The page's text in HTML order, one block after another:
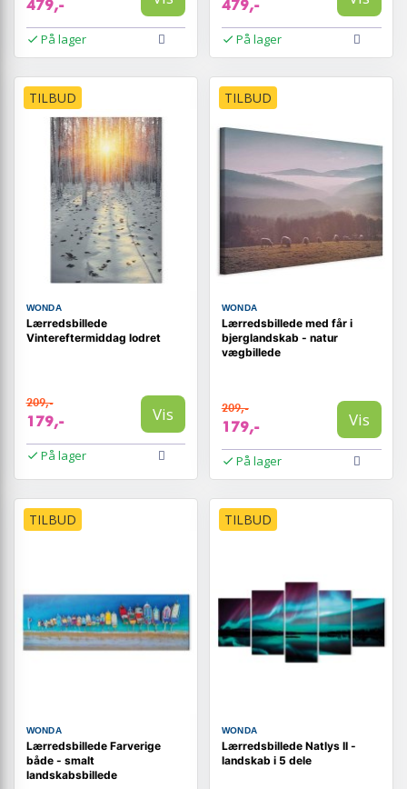
479,-
På lager
479,-
På lager
TILBUD
WONDA
Lærredsbillede
Vintereftermiddag lodret
209,-
179,- Vis
På lager
TILBUD
WONDA
Lærredsbillede med får i
bjerglandskab - natur
vægbillede
209,-
179,- Vis
På lager
TILBUD
WONDA
Lærredsbillede Farverige
både - smalt
landskabsbillede
TILBUD
WONDA
Lærredsbillede Natlys II -
landskab i 5 dele